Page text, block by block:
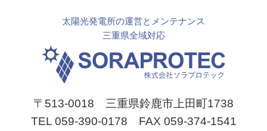
太陽光発電所の運営とメンテナンス
三重県全域対応
〒513-0018 三重県鈴鹿市上田町1738
TEL 059-390-0178 FAX 059-374-1541